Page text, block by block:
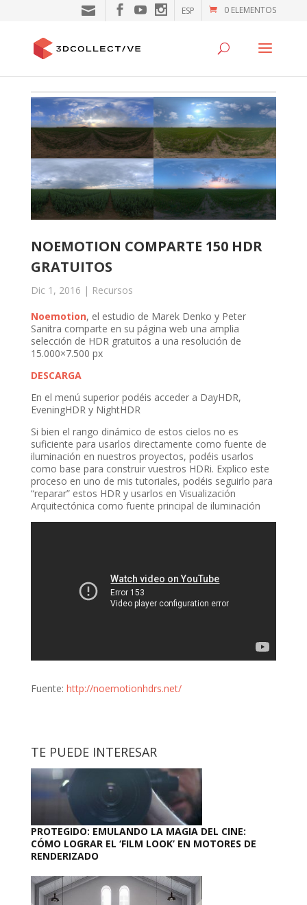
0 ELEMENTOS
ESP
NOEMOTION COMPARTE 150 HDR
GRATUITOS
Dic 1, 2016 | Recursos
Noemotion, el estudio de Marek Denko y Peter
Sanitra comparte en su página web una amplia
selección de HDR gratuitos a una resolución de
15.000×7.500 px
DESCARGA
En el menú superior podéis acceder a DayHDR,
EveningHDR y NightHDR
Si bien el rango dinámico de estos cielos no es
suficiente para usarlos directamente como fuente de
iluminación en nuestros proyectos, podéis usarlos
como base para construir vuestros HDRi. Explico este
proceso en uno de mis tutoriales, podéis seguirlo para
“reparar” estos HDR y usarlos en Visualización
Arquitectónica como fuente principal de iluminación
Fuente: http://noemotionhdrs.net/
TE PUEDE INTERESAR
PROTEGIDO: EMULANDO LA MAGIA DEL CINE:
CÓMO LOGRAR EL ‘FILM LOOK’ EN MOTORES DE
RENDERIZADO